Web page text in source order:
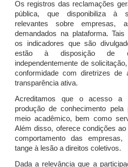
Os registros das reclamações
pública, que disponibiliza à
relevantes sobre empresas,
demandados na plataforma.
os indicadores que são
estão à disposição de
independentemente de
conformidade com diretrizes de
transparência ativa.
Acreditamos que o acesso a
produção de conhecimento pela
meio acadêmico, bem como
Além disso, oferece condições
comportamento das
tange à lesão a direitos coletivos.
Dada a relevância que a